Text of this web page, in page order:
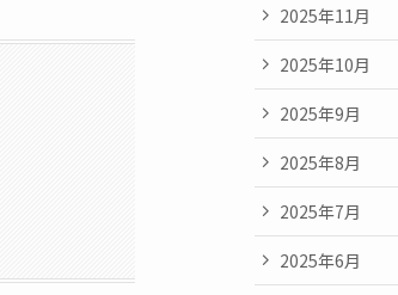
2025年11月
2025年10月
2025年9月
2025年8月
2025年7月
2025年6月